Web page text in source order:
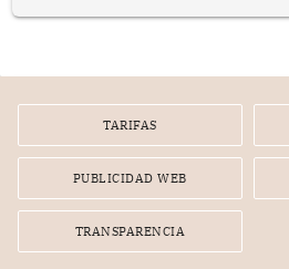
TARIFAS
PUBLICIDAD WEB
TRANSPARENCIA